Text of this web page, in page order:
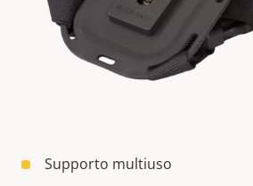
Supporto multiuso